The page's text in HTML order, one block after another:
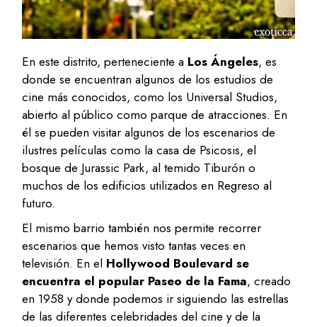
En este distrito, perteneciente a Los Ángeles, es
donde se encuentran algunos de los estudios de
cine más conocidos, como los Universal Studios,
abierto al público como parque de atracciones. En
él se pueden visitar algunos de los escenarios de
ilustres películas como la casa de Psicosis, el
bosque de Jurassic Park, al temido Tiburón o
muchos de los edificios utilizados en Regreso al
futuro.
El mismo barrio también nos permite recorrer
escenarios que hemos visto tantas veces en
televisión. En el Hollywood Boulevard se
encuentra el popular Paseo de la Fama, creado
en 1958 y donde podemos ir siguiendo las estrellas
de las diferentes celebridades del cine y de la